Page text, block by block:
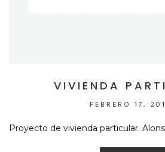
VIVIENDA
FEBRERO 17,
Proyecto de vivienda particular.